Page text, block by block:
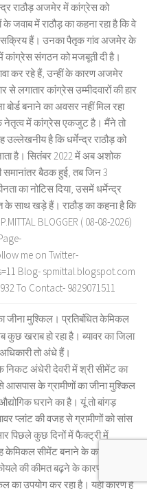
राठौड़ अजमेर में कांग्रेस को
में राठौड़ का कहना रहा है कि वे
सक्रिय हैं। उनका पैतृक गांव अजमेर के
कांग्रेस संगठन को मजबूती दी है।
कर रहे हैं, उन्हीं के कारण अजमेर
से लगातार कांग्रेस उम्मीदवारों की हार
बनाने का अवसर नहीं मिल रहा
नेतृत्व में कांग्रेस एकजुट है। मैंने तो
उल्लेखनीय है कि धर्मेन्द्र राठौड़ को
है। सितंबर 2022 में अब अशोक
बैठक हुई, तब जिन 3
का नोटिस दिया, उसमें धर्मेन्द्र
के साथ खड़े हैं। राठौड़ का कहना है कि
BLOGGER ( 08-08-2026)
me on Twitter-
Blog- spmittal.blogspot.com
To Contact- 9829071511
जीना मुश्किल। प्रतिबंधित केमिकल
खराब हो रहा है। ब्यावर का जिला
तो अंधे हैं।
निकट अंधेरी देवरी में श्री सीमेंट का
के ग्रामीणों का जीना मुश्किल
घराने का है। यूं तो बांगड़
प्लांट की वजह से ग्रामीणों को सांस
पिछले कुछ दिनों में फैक्ट्री में
केमिकल सीमेंट बनाने के काम आने
की कीमत बढ़ने के कारण बांगड़
का उपयोग कर रहा है। यही कारण है